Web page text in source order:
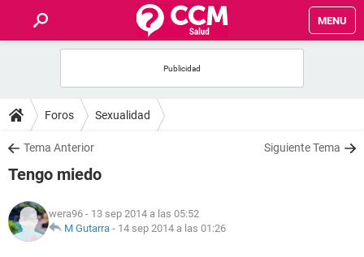
MENU
FOROS
SALUD
FAMILIA
NUTRICIÓN
Foros Sexualidad
Tema Anterior Siguiente Tema
Tengo miedo
wera96 - 13 sep 2014 a las 05:52
M Gutarra - 14 sep 2014 a las 01:26